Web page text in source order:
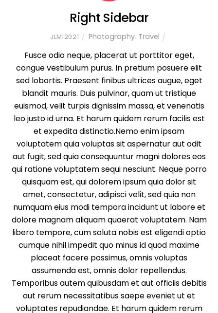
Right Sidebar
JLMI2021 Photography, Travel
Fusce odio neque, placerat ut porttitor eget,
congue vestibulum purus. In pretium posuere elit
sed lobortis. Praesent finibus ultrices augue, eget
blandit mauris. Duis pulvinar, quam ut tristique
euismod, velit turpis dignissim massa, et venenatis
leo justo id urna. Et harum quidem rerum facilis est
et expedita distinctio.Nemo enim ipsam
voluptatem quia voluptas sit aspernatur aut odit
aut fugit, sed quia consequuntur magni dolores eos
qui ratione voluptatem sequi nesciunt. Neque porro
quisquam est, qui dolorem ipsum quia dolor sit
amet, consectetur, adipisci velit, sed quia non
numquam eius modi tempora incidunt ut labore et
dolore magnam aliquam quaerat voluptatem. Nam
libero tempore, cum soluta nobis est eligendi optio
cumque nihil impedit quo minus id quod maxime
placeat facere possimus, omnis voluptas
assumenda est, omnis dolor repellendus.
Temporibus autem quibusdam et aut officiis debitis
aut rerum necessitatibus saepe eveniet ut et
voluptates repudiandae. Et harum quidem rerum